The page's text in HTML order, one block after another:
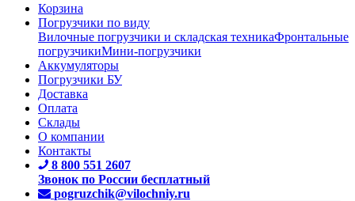
Корзина
Погрузчики по виду
Вилочные погрузчики и складская техникаФронтальные
погрузчикиМини-погрузчики
Аккумуляторы
Погрузчики БУ
Доставка
Оплата
Склады
О компании
Контакты
8 800 551 2607
Звонок по России бесплатный
pogruzchik@vilochniy.ru